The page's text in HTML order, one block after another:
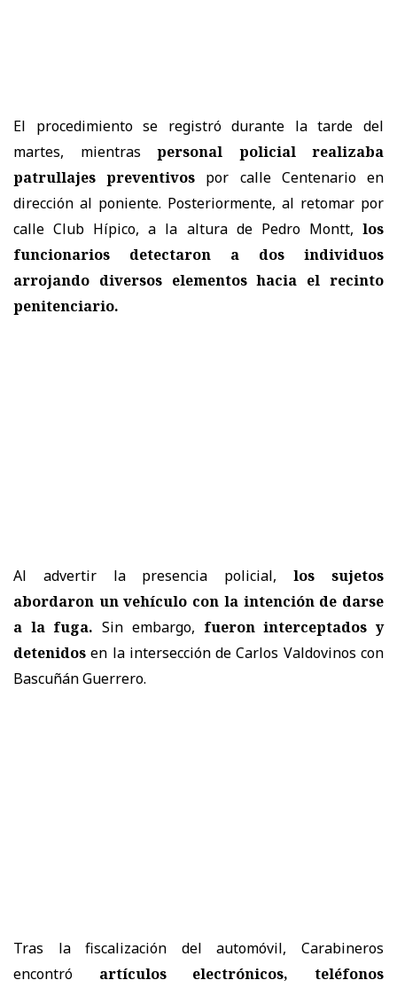
El procedimiento se registró durante la tarde del
martes, mientras personal policial realizaba
patrullajes preventivos por calle Centenario en
dirección al poniente. Posteriormente, al retomar por
calle Club Hípico, a la altura de Pedro Montt, los
funcionarios detectaron a dos individuos
arrojando diversos elementos hacia el recinto
penitenciario.
Al advertir la presencia policial, los sujetos
abordaron un vehículo con la intención de darse
a la fuga. Sin embargo, fueron interceptados y
detenidos en la intersección de Carlos Valdovinos con
Bascuñán Guerrero.
Tras la fiscalización del automóvil, Carabineros
encontró artículos electrónicos, teléfonos